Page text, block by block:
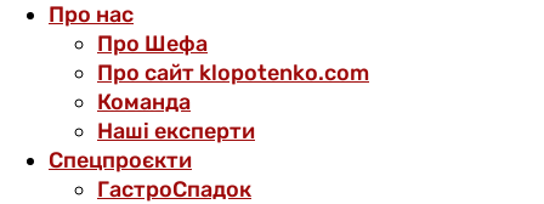
Про нас
Про Шефа
Про сайт klopotenko.com
Команда
Наші експерти
Спецпроєкти
ГастроСпадок